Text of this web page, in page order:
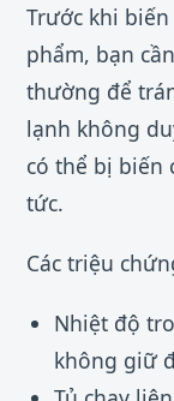
Trước khi
phẩm, bạn
thường để
lạnh không
có thể bị biến
tức.
Các triệu
Nhiệt độ
không giữ